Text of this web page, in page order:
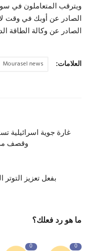
ويترقب المتعاملون في
الصادر عن أوبك في وقت
الصادر عن وكالة الطاقة
العلامات: Mourasel news
‏غارة جوية
وقصف
بفعل تعزيز
ما هو رد فعلك؟
0
0